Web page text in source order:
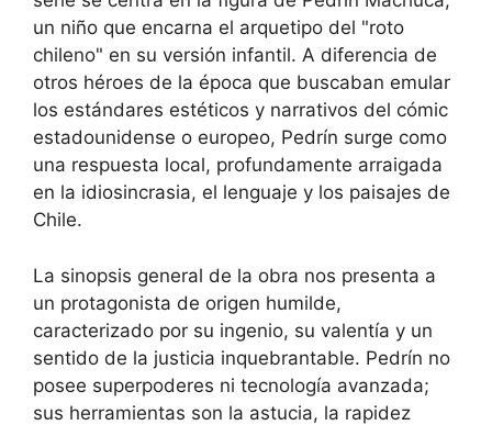
un niño que encarna el arquetipo del "roto
chileno" en su versión infantil. A diferencia de
otros héroes de la época que buscaban emular
los estándares estéticos y narrativos del cómic
estadounidense o europeo, Pedrín surge como
una respuesta local, profundamente arraigada
en la idiosincrasia, el lenguaje y los paisajes de
Chile.
La sinopsis general de la obra nos presenta a
un protagonista de origen humilde,
caracterizado por su ingenio, su valentía y un
sentido de la justicia inquebrantable. Pedrín no
posee superpoderes ni tecnología avanzada;
sus herramientas son la astucia, la rapidez